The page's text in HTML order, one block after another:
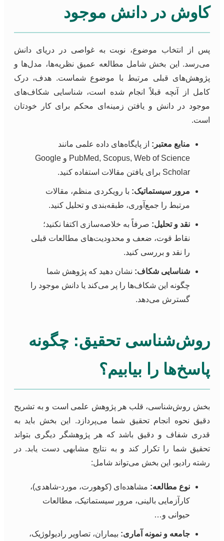
کاوش در دانش موجود
پس از انتخاب موضوع، نوبت به غواصی در دریای دانش
می‌رسد. این بخش شامل مطالعه عمیق نظریه‌ها، مدل‌ها و
پژوهش‌های قبلی مرتبط با موضوع شماست. هدف، درک
کامل از آنچه قبلاً انجام شده است، شناسایی شکاف‌های
موجود در دانش و یافتن زمینه‌ای محکم برای کار خودتان
است.
منابع معتبر: از پایگاه‌های داده علمی مانند
PubMed, Scopus, Web of Science و Google
Scholar برای یافتن مقالات استفاده کنید.
مرور سیستماتیک: با رویکردی منظم، مقالات
مرتبط را جمع‌آوری، طبقه‌بندی و تحلیل کنید.
نقد و تحلیل: صرفاً به خلاصه‌سازی اکتفا نکنید؛
نقاط قوت، ضعف و محدودیت‌های مطالعات قبلی
را نقد و بررسی کنید.
شناسایی شکاف: نشان دهید که پژوهش شما
چگونه این شکاف‌ها را پر می‌کند یا دانش موجود را
گسترش می‌دهد.
روش‌شناسی تحقیق: چگونه
پاسخ‌ها را بیابیم؟
بخش روش‌شناسی، قلب هر پژوهش علمی است و به تشریح
دقیق نحوه انجام تحقیق شما می‌پردازد. این بخش باید به
قدری شفاف و دقیق باشد که هر پژوهشگر دیگری بتواند
تحقیق شما را تکرار کند و به نتایج مشابهی دست یابد. در
رشته رادیو، این بخش می‌تواند شامل:
نوع مطالعه: مشاهده‌ای (کوهورت، مورد-شاهدی)،
کارآزمایی بالینی، مرور سیستماتیک، مطالعات
حیوانی و…
جامعه و نمونه آماری: بیماران، تصاویر رادیولوژیک،